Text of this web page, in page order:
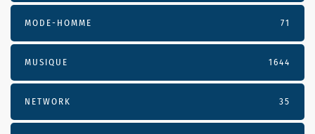
MODE-HOMME 71
MUSIQUE 1644
NETWORK 35